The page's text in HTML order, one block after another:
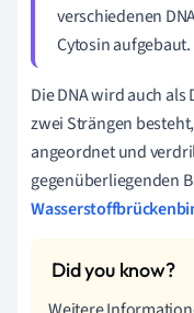
verschiedenen
Cytosin aufgebaut.
Die DNA wird auch
zwei Strängen
angeordnet und
gegenüberliegenden